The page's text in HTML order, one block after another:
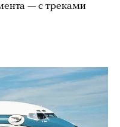
— с треками